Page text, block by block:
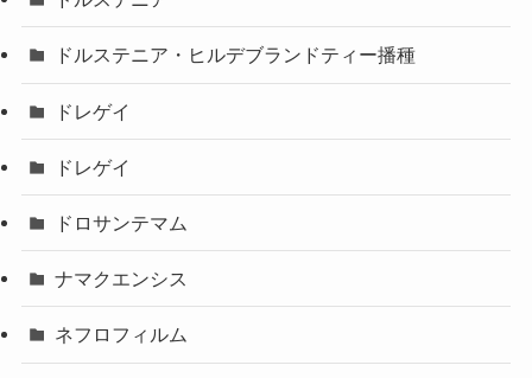
ドルステニア・ヒルデブランドティー播種
ドレゲイ
ドレゲイ
ドロサンテマム
ナマクエンシス
ネフロフィルム